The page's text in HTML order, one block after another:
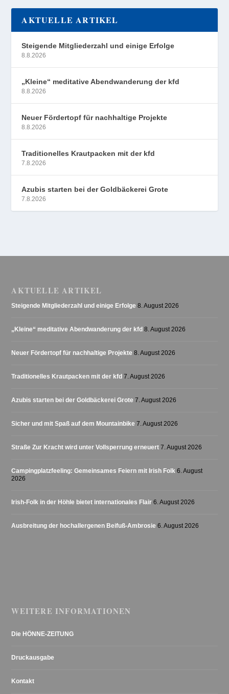
AKTUELLE ARTIKEL
Steigende Mitgliederzahl und einige Erfolge
8.8.2026
„Kleine“ meditative Abendwanderung der kfd
8.8.2026
Neuer Fördertopf für nachhaltige Projekte
8.8.2026
Traditionelles Krautpacken mit der kfd
7.8.2026
Azubis starten bei der Goldbäckerei Grote
7.8.2026
AKTUELLE ARTIKEL
Steigende Mitgliederzahl und einige Erfolge 8. August 2026
„Kleine“ meditative Abendwanderung der kfd 8. August 2026
Neuer Fördertopf für nachhaltige Projekte 8. August 2026
Traditionelles Krautpacken mit der kfd 7. August 2026
Azubis starten bei der Goldbäckerei Grote 7. August 2026
Sicher und mit Spaß auf dem Mountainbike 7. August 2026
Straße Zur Kracht wird unter Vollsperrung erneuert 7. August 2026
Campingplatzfeeling: Gemeinsames Feiern mit Irish Folk 6. August
2026
Irish-Folk in der Höhle bietet internationales Flair 6. August 2026
Ausbreitung der hochallergenen Beifuß-Ambrosie 6. August 2026
WEITERE INFORMATIONEN
Die HÖNNE-ZEITUNG
Druckausgabe
Kontakt